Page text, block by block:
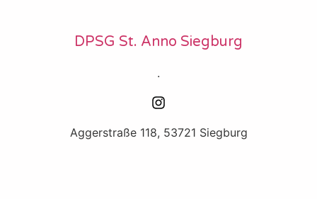
DPSG St. Anno Siegburg
.
Aggerstraße 118, 53721 Siegburg